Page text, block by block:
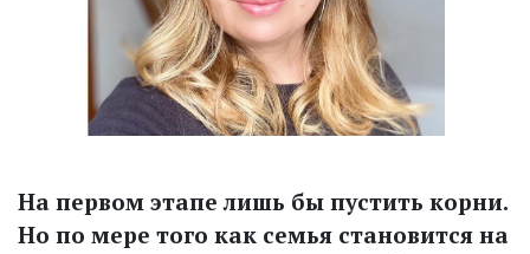
На первом этапе лишь бы пустить корни.
Но по мере того как семья становится на